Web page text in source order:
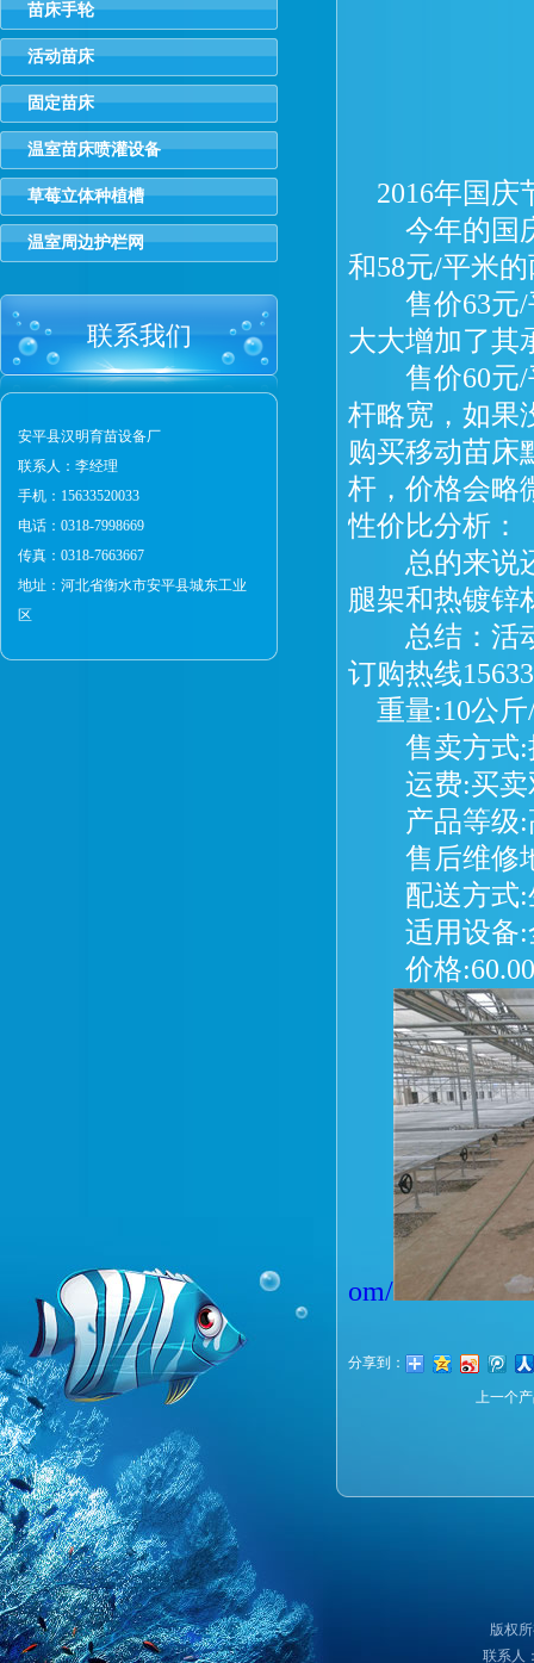
苗床手轮
活动苗床
固定苗床
温室苗床喷灌设备
草莓立体种植槽
温室周边护栏网
联系我们
安平县汉明育苗设备厂
联系人：李经理
手机：15633520033
电话：0318-7998669
传真：0318-7663667
地址：河北省衡水市安平县城东工业
区
2016年国庆
今年的国庆
和58元/平米
售价63元/
大大增加了其
售价60元/
杆略宽，如果
购买移动苗床
杆，价格会略
性价比分析：
总的来说还
腿架和热镀锌
总结：活
订购热线
重量:10公斤
售卖方式:
运费:买卖
产品等级:
售后维修
配送方式:
适用设备:
价格:60.00
om/
分享到：
上一个
版权
联系人